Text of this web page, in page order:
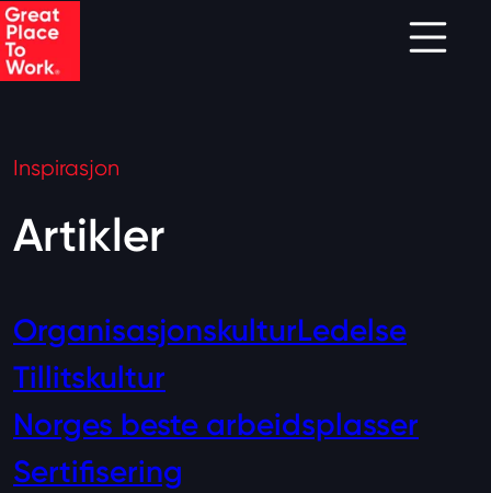
Skip to main content
Inspirasjon
Artikler
OrganisasjonskulturLedelse
Tillitskultur
Norges beste arbeidsplasser
Sertifisering